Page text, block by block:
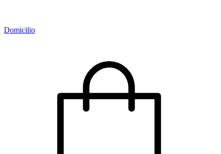
Domicilio